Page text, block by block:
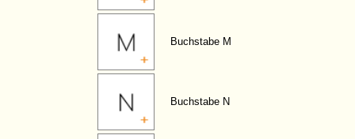
Buchstabe M
Buchstabe N